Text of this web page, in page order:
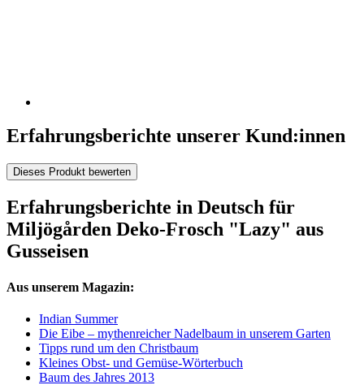
Erfahrungsberichte unserer Kund:innen
Dieses Produkt bewerten
Erfahrungsberichte in Deutsch für
Miljögården Deko-Frosch "Lazy" aus
Gusseisen
Aus unserem Magazin:
Indian Summer
Die Eibe – mythenreicher Nadelbaum in unserem Garten
Tipps rund um den Christbaum
Kleines Obst- und Gemüse-Wörterbuch
Baum des Jahres 2013